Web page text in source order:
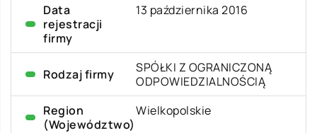
Data
rejestracji
firmy
13 października 2016
Rodzaj firmy
SPÓŁKI Z OGRANICZONĄ
ODPOWIEDZIALNOŚCIĄ
Region
(Województwo)
Wielkopolskie